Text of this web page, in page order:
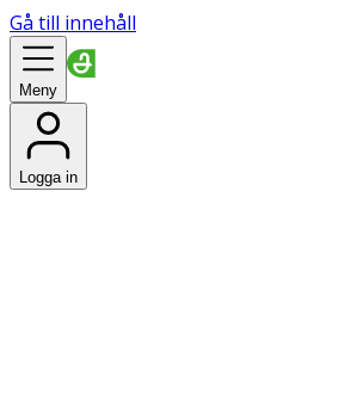
Gå till innehåll
Meny
Logga in